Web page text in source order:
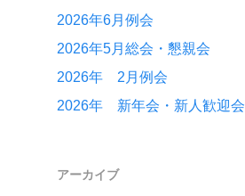
2026年6月例会
2026年5月総会・懇親会
2026年 2月例会
2026年 新年会・新人歓迎会
アーカイブ